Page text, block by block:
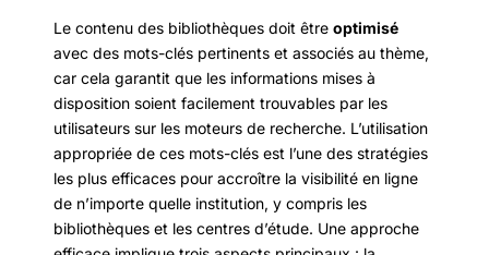
Le contenu des bibliothèques doit être optimisé
avec des mots-clés pertinents et associés au thème,
car cela garantit que les informations mises à
disposition soient facilement trouvables par les
utilisateurs sur les moteurs de recherche. L’utilisation
appropriée de ces mots-clés est l’une des stratégies
les plus efficaces pour accroître la visibilité en ligne
de n’importe quelle institution, y compris les
bibliothèques et les centres d’étude. Une approche